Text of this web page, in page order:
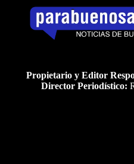
Propietario y Editor
Director Periodístico: